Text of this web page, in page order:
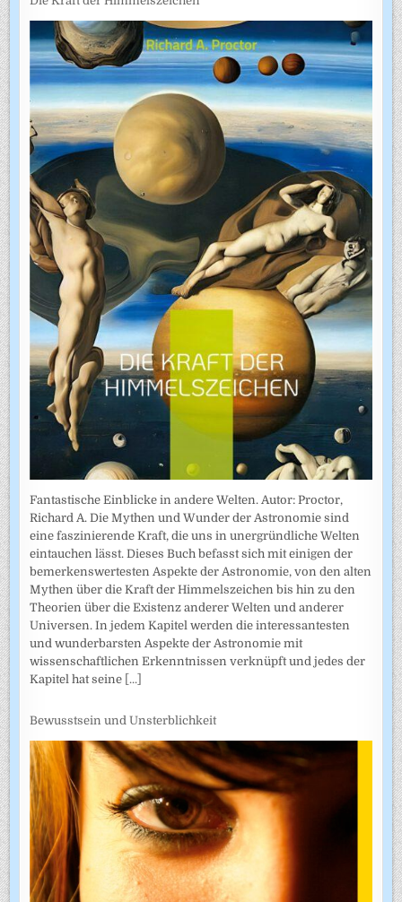
Fantastische Einblicke in andere Welten. Autor: Proctor,
Richard A. Die Mythen und Wunder der Astronomie sind
eine faszinierende Kraft, die uns in unergründliche Welten
eintauchen lässt. Dieses Buch befasst sich mit einigen der
bemerkenswertesten Aspekte der Astronomie, von den alten
Mythen über die Kraft der Himmelszeichen bis hin zu den
Theorien über die Existenz anderer Welten und anderer
Universen. In jedem Kapitel werden die interessantesten
und wunderbarsten Aspekte der Astronomie mit
wissenschaftlichen Erkenntnissen verknüpft und jedes der
Kapitel hat seine [...]
Bewusstsein und Unsterblichkeit